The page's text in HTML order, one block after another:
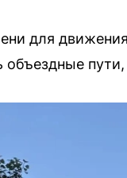
для
объездные